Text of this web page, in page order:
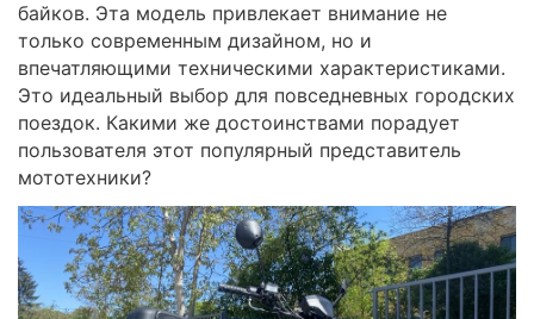
байков. Эта модель привлекает внимание не
только современным дизайном, но и
впечатляющими техническими характеристиками.
Это идеальный выбор для повседневных городских
поездок. Какими же достоинствами порадует
пользователя этот популярный представитель
мототехники?